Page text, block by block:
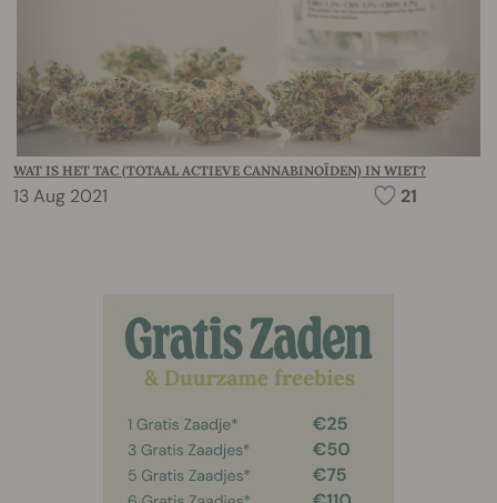
WAT IS HET TAC (TOTAAL ACTIEVE CANNABINOÏDEN) IN WIET?
13 Aug 2021 21